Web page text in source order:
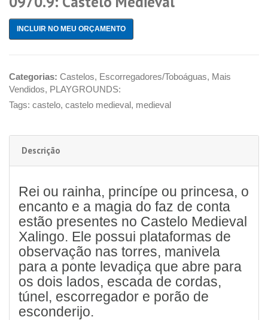
INCLUIR NO MEU ORÇAMENTO
Categorias: Castelos, Escorregadores/Toboáguas, Mais
Vendidos, PLAYGROUNDS:
Tags: castelo, castelo medieval, medieval
Descrição
Rei ou rainha, princípe ou princesa, o
encanto e a magia do faz de conta
estão presentes no Castelo Medieval
Xalingo. Ele possui plataformas de
observação nas torres, manivela
para a ponte levadiça que abre para
os dois lados, escada de cordas,
túnel, escorregador e porão de
esconderijo.